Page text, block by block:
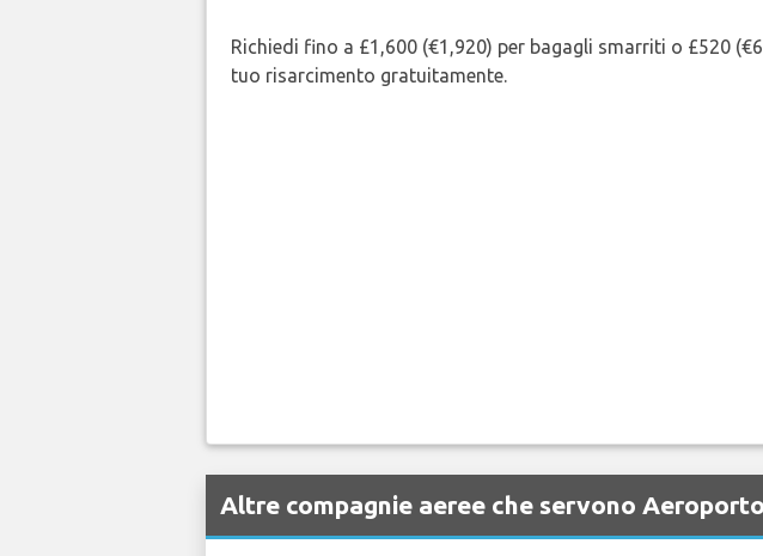
Richiedi fino a £1,600 (€1,920) per bagagli smarriti o £520
tuo risarcimento gratuitamente.
Altre compagnie aeree che servono